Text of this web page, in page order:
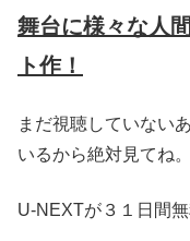
舞台に様々な人
ト作！
まだ視聴していない
いるから絶対見てね。
U-NEXTが３１日間